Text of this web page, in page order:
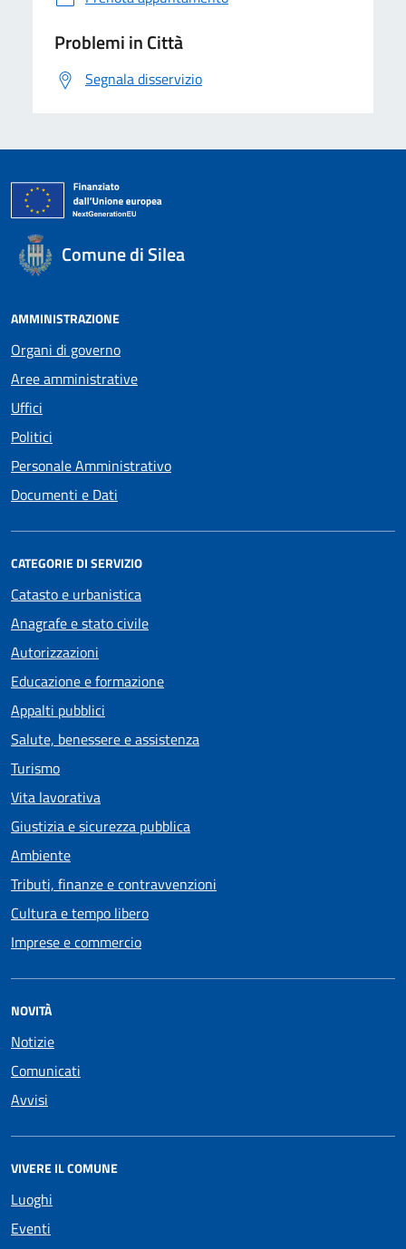
Problemi in Città
Segnala disservizio
Comune di Silea
AMMINISTRAZIONE
Organi di governo
Aree amministrative
Uffici
Politici
Personale Amministrativo
Documenti e Dati
CATEGORIE DI SERVIZIO
Catasto e urbanistica
Anagrafe e stato civile
Autorizzazioni
Educazione e formazione
Appalti pubblici
Salute, benessere e assistenza
Turismo
Vita lavorativa
Giustizia e sicurezza pubblica
Ambiente
Tributi, finanze e contravvenzioni
Cultura e tempo libero
Imprese e commercio
NOVITÀ
Notizie
Comunicati
Avvisi
VIVERE IL COMUNE
Luoghi
Eventi